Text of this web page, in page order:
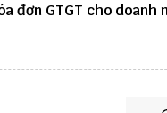
đơn GTGT cho doanh